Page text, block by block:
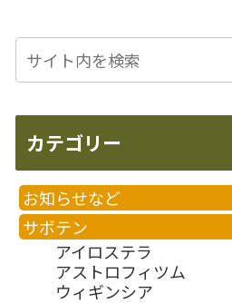
カテゴリー
お知らせなど
サボテン
アイロステラ
アストロフィツム
ウィギンシア